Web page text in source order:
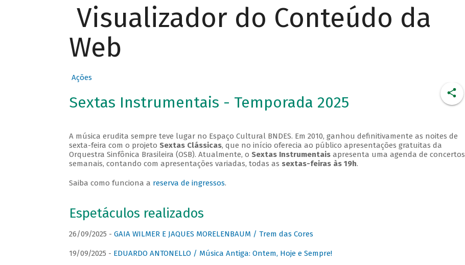
Visualizador do Conteúdo da
Web
Ações
Sextas Instrumentais - Temporada 2025
A música erudita sempre teve lugar no Espaço Cultural BNDES. Em 2010, ganhou definitivamente as noites de
sexta-feira com o projeto Sextas Clássicas, que no início oferecia ao público apresentações gratuitas da
Orquestra Sinfônica Brasileira (OSB). Atualmente, o Sextas Instrumentaisapresenta uma agenda de concertos
semanais, contando com apresentações variadas, todas as sextas-feiras às 19h.
Saiba como funciona a reserva de ingressos.
Espetáculos realizados
26/09/2025 - GAIA WILMER E JAQUES MORELENBAUM / Trem das Cores
19/09/2025 - EDUARDO ANTONELLO / Música Antiga: Ontem, Hoje e Sempre!